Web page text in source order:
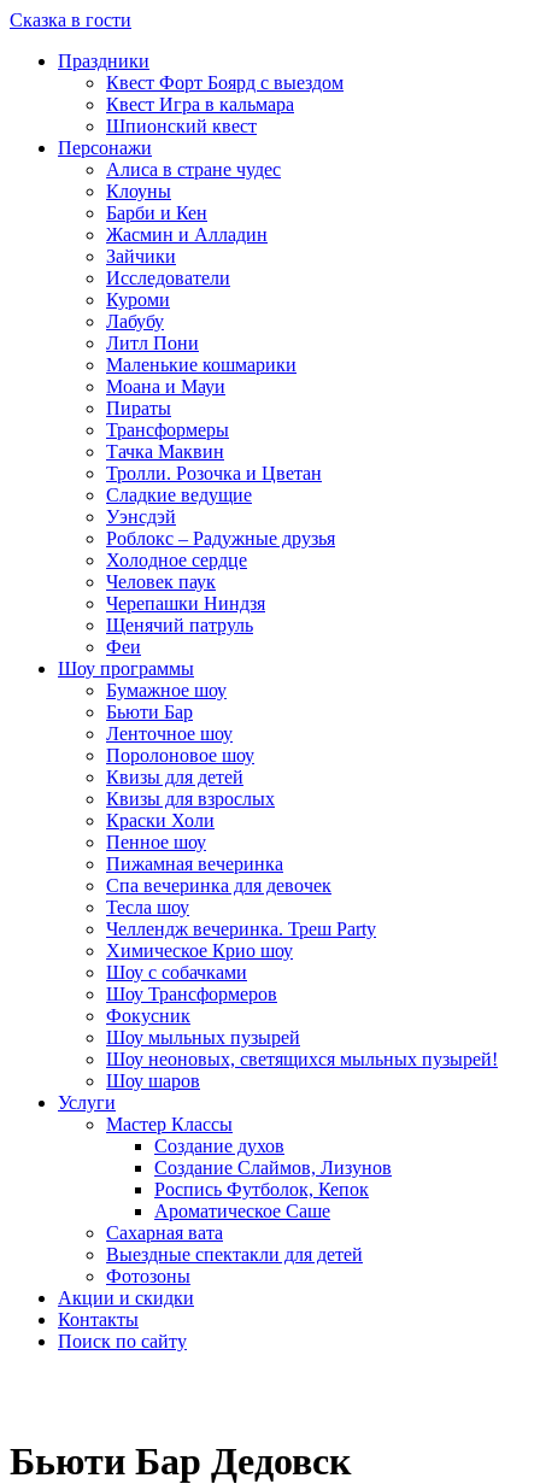
Сказка в гости
Праздники
Квест Форт Боярд с выездом
Квест Игра в кальмара
Шпионский квест
Персонажи
Алиса в стране чудес
Клоуны
Барби и Кен
Жасмин и Алладин
Зайчики
Исследователи
Куроми
Лабубу
Литл Пони
Маленькие кошмарики
Моана и Мауи
Пираты
Трансформеры
Тачка Маквин
Тролли. Розочка и Цветан
Сладкие ведущие
Уэнсдэй
Роблокс – Радужные друзья
Холодное сердце
Человек паук
Черепашки Ниндзя
Щенячий патруль
Феи
Шоу программы
Бумажное шоу
Бьюти Бар
Ленточное шоу
Поролоновое шоу
Квизы для детей
Квизы для взрослых
Краски Холи
Пенное шоу
Пижамная вечеринка
Спа вечеринка для девочек
Тесла шоу
Челлендж вечеринка. Треш Party
Химическое Крио шоу
Шоу с собачками
Шоу Трансформеров
Фокусник
Шоу мыльных пузырей
Шоу неоновых, светящихся мыльных пузырей!
Шоу шаров
Услуги
Мастер Классы
Создание духов
Создание Слаймов, Лизунов
Роспись Футболок, Кепок
Ароматическое Саше
Сахарная вата
Выездные спектакли для детей
Фотозоны
Акции и скидки
Контакты
Поиск по сайту
Бьюти Бар Дедовск